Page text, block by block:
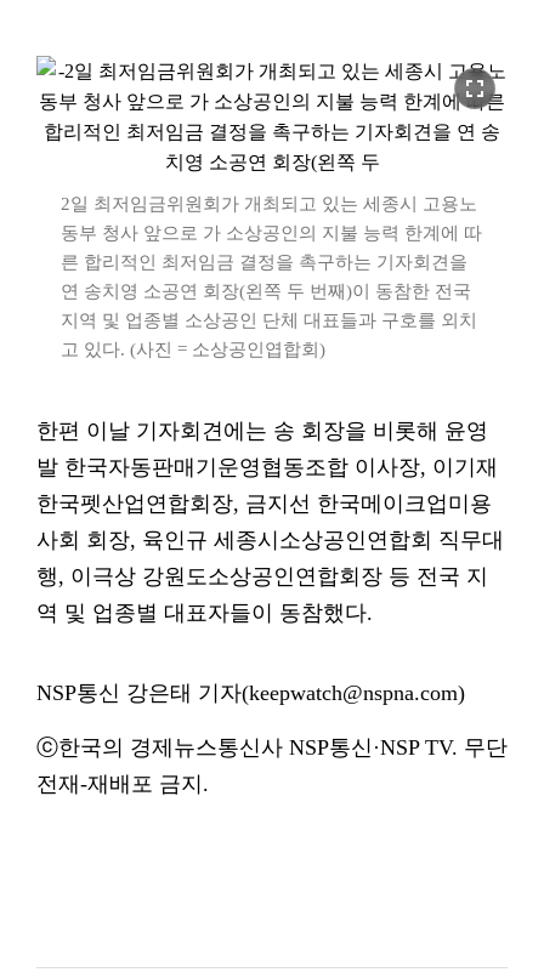
fullscreen
2일 최저임금위원회가 개최되고 있는 세종시 고용노
동부 청사 앞으로 가 소상공인의 지불 능력 한계에 따
른 합리적인 최저임금 결정을 촉구하는 기자회견을
연 송치영 소공연 회장(왼쪽 두 번째)이 동참한 전국
지역 및 업종별 소상공인 단체 대표들과 구호를 외치
고 있다. (사진 = 소상공인엽합회)
한편 이날 기자회견에는 송 회장을 비롯해 윤영
발 한국자동판매기운영협동조합 이사장, 이기재
한국펫산업연합회장, 금지선 한국메이크업미용
사회 회장, 육인규 세종시소상공인연합회 직무대
행, 이극상 강원도소상공인연합회장 등 전국 지
역 및 업종별 대표자들이 동참했다.
NSP통신 강은태 기자(keepwatch@nspna.com)
ⓒ한국의 경제뉴스통신사 NSP통신·NSP TV. 무단
전재-재배포 금지.